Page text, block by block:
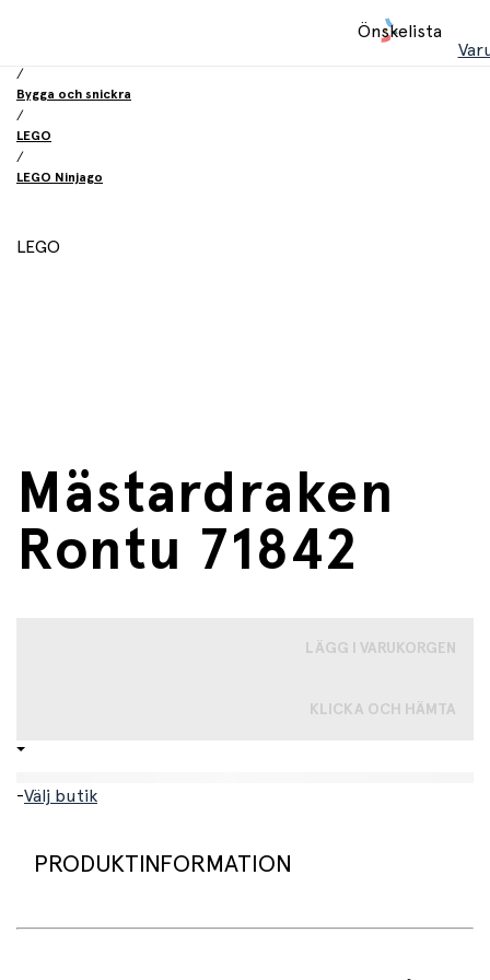
Önskelista
/
Bygga och snickra
/
LEGO
/
LEGO Ninjago
LEGO
Mästardraken
Rontu 71842
LÄGG I VARUKORGEN
KLICKA OCH HÄMTA
-Välj butik
PRODUKTINFORMATION